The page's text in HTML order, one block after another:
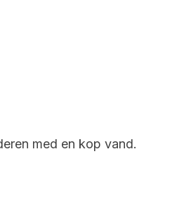
med en kop vand.